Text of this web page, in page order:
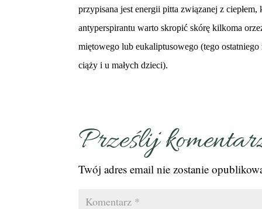
przypisana jest energii pitta związanej z
antyperspirantu warto skropić skórę kilkoma
miętowego lub eukaliptusowego (tego
ciąży i u małych dzieci).
Prześlij
Twój adres email nie zostanie